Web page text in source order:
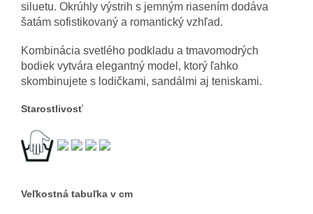
siluetu. Okrúhly výstrih s jemným riasením dodáva
šatám sofistikovaný a romantický vzhľad.
Kombinácia svetlého podkladu a tmavomodrých
bodiek vytvára elegantný model, ktorý ľahko
skombinujete s lodičkami, sandálmi aj teniskami.
Starostlivosť
Veľkostná tabuľka v cm